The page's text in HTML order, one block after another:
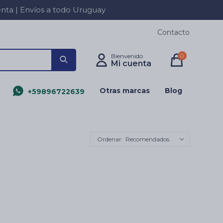
| Envíos a todo Uruguay
+59896722639 Otras marcas Blog
0
Contacto
Recomendados